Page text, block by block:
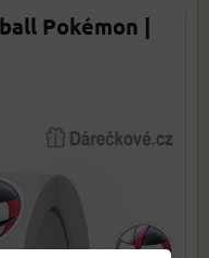
Pokémon |